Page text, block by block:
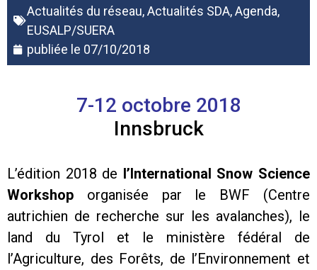
Actualités du réseau,Actualités SDA,Agenda,
EUSALP/SUERA
publiée le 07/10/2018
7-12 octobre 2018
Innsbruck
L’édition 2018 de l’International Snow Science
Workshop organisée par le BWF (Centre
autrichien de recherche sur les avalanches), le
land du Tyrol et le ministère fédéral de
l’Agriculture, des Forêts, de l’Environnement et